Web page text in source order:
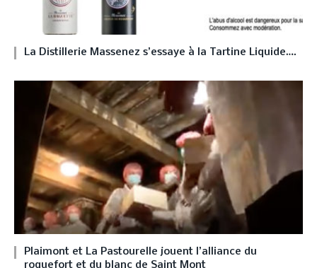
La Distillerie Massenez s’essaye à la Tartine Liquide….
Plaimont et La Pastourelle jouent l’alliance du
roquefort et du blanc de Saint Mont